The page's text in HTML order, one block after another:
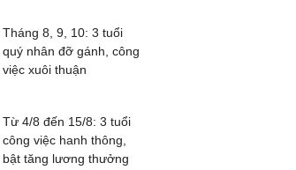
Tháng 8, 9, 10: 3 tuổi
quý nhân đỡ gánh, công
việc xuôi thuận
Từ 4/8 đến 15/8: 3 tuổi
công việc hanh thông,
bật tăng lương thưởng